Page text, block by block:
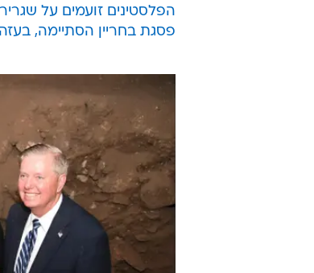
הפלסטינים זועמים על
פסגת בחריין הסתיימה,